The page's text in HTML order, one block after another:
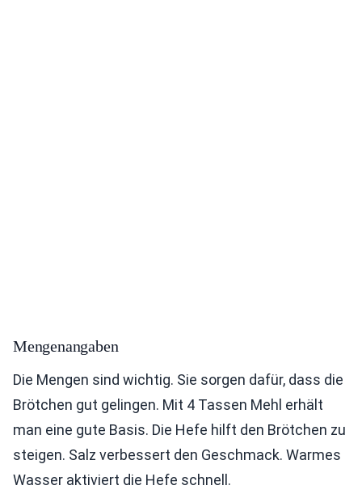
Mengenangaben
Die Mengen sind wichtig. Sie sorgen dafür, dass die
Brötchen gut gelingen. Mit 4 Tassen Mehl erhält
man eine gute Basis. Die Hefe hilft den Brötchen zu
steigen. Salz verbessert den Geschmack. Warmes
Wasser aktiviert die Hefe schnell.